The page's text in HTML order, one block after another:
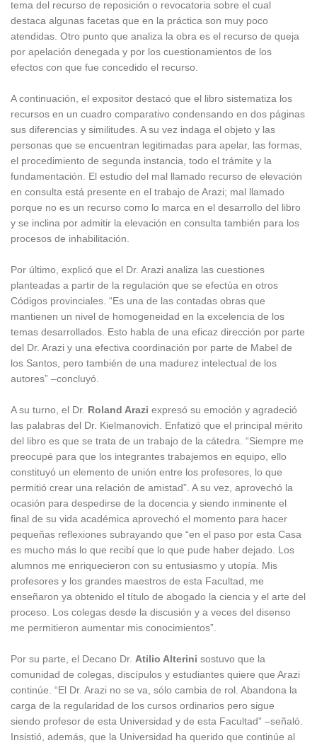
tema del recurso de reposición o revocatoria sobre el cual
destaca algunas facetas que en la práctica son muy poco
atendidas. Otro punto que analiza la obra es el recurso de queja
por apelación denegada y por los cuestionamientos de los
efectos con que fue concedido el recurso.
A continuación, el expositor destacó que el libro sistematiza los
recursos en un cuadro comparativo condensando en dos páginas
sus diferencias y similitudes. A su vez indaga el objeto y las
personas que se encuentran legitimadas para apelar, las formas,
el procedimiento de segunda instancia, todo el trámite y la
fundamentación. El estudio del mal llamado recurso de elevación
en consulta está presente en el trabajo de Arazi; mal llamado
porque no es un recurso como lo marca en el desarrollo del libro
y se inclina por admitir la elevación en consulta también para los
procesos de inhabilitación.
Por último, explicó que el Dr. Arazi analiza las cuestiones
planteadas a partir de la regulación que se efectúa en otros
Códigos provinciales. “Es una de las contadas obras que
mantienen un nivel de homogeneidad en la excelencia de los
temas desarrollados. Esto habla de una eficaz dirección por parte
del Dr. Arazi y una efectiva coordinación por parte de Mabel de
los Santos, pero también de una madurez intelectual de los
autores” –concluyó.
A su turno, el Dr. Roland Arazi expresó su emoción y agradeció
las palabras del Dr. Kielmanovich. Enfatizó que el principal mérito
del libro es que se trata de un trabajo de la cátedra. “Siempre me
preocupé para que los integrantes trabajemos en equipo, ello
constituyó un elemento de unión entre los profesores, lo que
permitió crear una relación de amistad”. A su vez, aprovechó la
ocasión para despedirse de la docencia y siendo inminente el
final de su vida académica aprovechó el momento para hacer
pequeñas reflexiones subrayando que “en el paso por esta Casa
es mucho más lo que recibí que lo que pude haber dejado. Los
alumnos me enriquecieron con su entusiasmo y utopía. Mis
profesores y los grandes maestros de esta Facultad, me
enseñaron ya obtenido el título de abogado la ciencia y el arte del
proceso. Los colegas desde la discusión y a veces del disenso
me permitieron aumentar mis conocimientos”.
Por su parte, el Decano Dr. Atilio Alterini sostuvo que la
comunidad de colegas, discípulos y estudiantes quiere que Arazi
continúe. “El Dr. Arazi no se va, sólo cambia de rol. Abandona la
carga de la regularidad de los cursos ordinarios pero sigue
siendo profesor de esta Universidad y de esta Facultad” –señaló.
Insistió, además, que la Universidad ha querido que continúe al